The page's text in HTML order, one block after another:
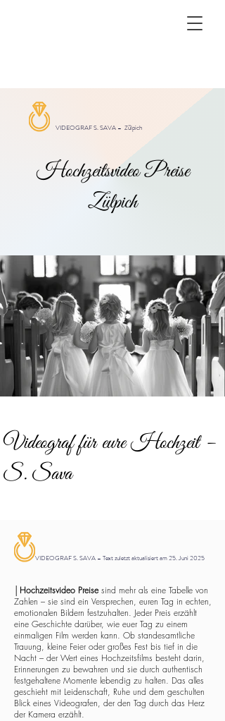
VIDEOGRAF S. SAVA – Zülpich
Hochzeitsvideo Preise
Zülpich
Videograf für eure Hochzeit –
S. Sava
VIDEOGRAF S. SAVA – Text zuletzt aktualisiert am 25. Juni 2025
Hochzeitsvideo Preisesind mehr als eine Tabelle von
Zahlen – sie sind ein Versprechen, euren Tag in echten,
emotionalen Bildern festzuhalten. Jeder Preis erzählt
eine Geschichte darüber, wie euer Tag zu einem
einmaligen Film werden kann. Ob standesamtliche
Trauung, kleine Feier oder großes Fest bis tief in die
Nacht – der Wert eines Hochzeitsfilms besteht darin,
Erinnerungen zu bewahren und sie durch authentisch
festgehaltene Momente lebendig zu halten. Das alles
geschieht mit Leidenschaft, Ruhe und dem geschulten
Blick eines Videografen, der den Tag durch das Herz
der Kamera erzählt.